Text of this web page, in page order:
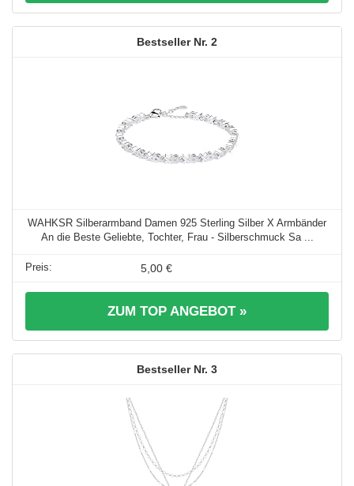
2
WAHKSR Silberarmband Damen 925 Sterling Silber X Armbänder
An die Beste Geliebte, Tochter, Frau - Silberschmuck Sa ...
5,00 €
ZUM TOP ANGEBOT »
3